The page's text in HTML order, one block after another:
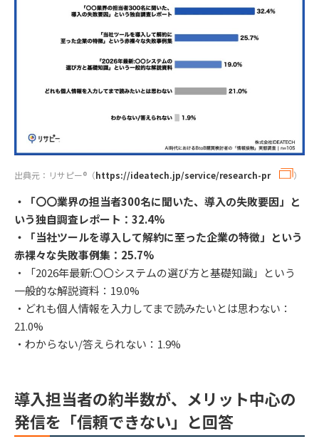
出典元：リサピー®︎（https://ideatech.jp/service/research-pr ）
・「〇〇業界の担当者300名に聞いた、導入の失敗要因」と
いう独自調査レポート：32.4%
・「当社ツールを導入して解約に至った企業の特徴」という
赤裸々な失敗事例集：25.7%
・「2026年最新:〇〇システムの選び方と基礎知識」という
一般的な解説資料：19.0%
・どれも個人情報を入力してまで読みたいとは思わない：
21.0%
・わからない/答えられない：1.9%
導入担当者の約半数が、メリット中心の
発信を「信頼できない」と回答